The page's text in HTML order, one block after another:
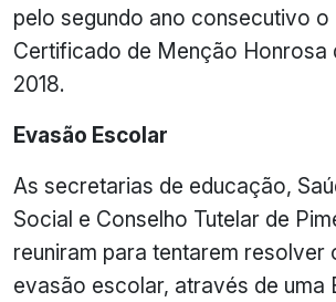
pelo segundo ano consecutivo o
Certificado de Menção Honrosa
2018.
Evasão Escolar
As secretarias de educação,
Social e Conselho Tutelar de
reuniram para tentarem resolver
evasão escolar, através de uma